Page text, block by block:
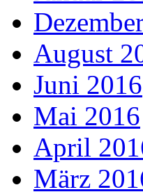
August
Juni 2016
Mai 2016
April
März